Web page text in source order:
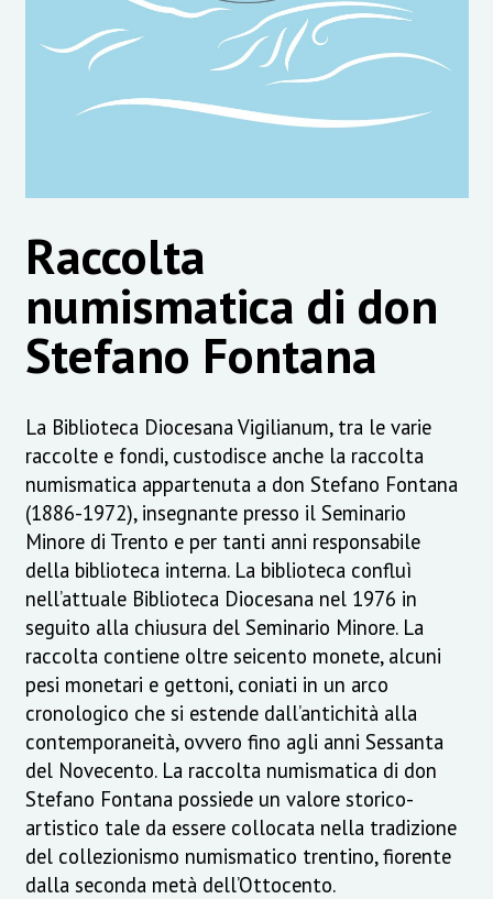
Raccolta
numismatica di don
Stefano Fontana
La Biblioteca Diocesana Vigilianum, tra le varie
raccolte e fondi, custodisce anche la raccolta
numismatica appartenuta a don Stefano Fontana
(1886-1972), insegnante presso il Seminario
Minore di Trento e per tanti anni responsabile
della biblioteca interna. La biblioteca confluì
nell’attuale Biblioteca Diocesana nel 1976 in
seguito alla chiusura del Seminario Minore. La
raccolta contiene oltre seicento monete, alcuni
pesi monetari e gettoni, coniati in un arco
cronologico che si estende dall’antichità alla
contemporaneità, ovvero fino agli anni Sessanta
del Novecento. La raccolta numismatica di don
Stefano Fontana possiede un valore storico-
artistico tale da essere collocata nella tradizione
del collezionismo numismatico trentino, fiorente
dalla seconda metà dell’Ottocento.